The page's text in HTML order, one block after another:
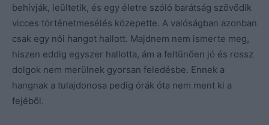
behívják, leültetik, és egy életre szóló barátság szövődik
vicces történetmesélés közepette. A valóságban azonban
csak egy női hangot hallott. Majdnem nem ismerte meg,
hiszen eddig egyszer hallotta, ám a feltűnően jó és rossz
dolgok nem merülnek gyorsan feledésbe. Ennek a
hangnak a tulajdonosa pedig órák óta nem ment ki a
fejéből.